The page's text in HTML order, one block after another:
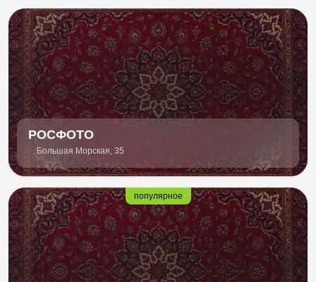
РОСФОТО
Большая Морская, 35
популярное